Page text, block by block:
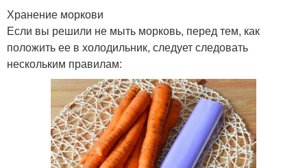
Хранение моркови
Если вы решили не мыть морковь, перед тем, как
положить ее в холодильник, следует следовать
нескольким правилам: